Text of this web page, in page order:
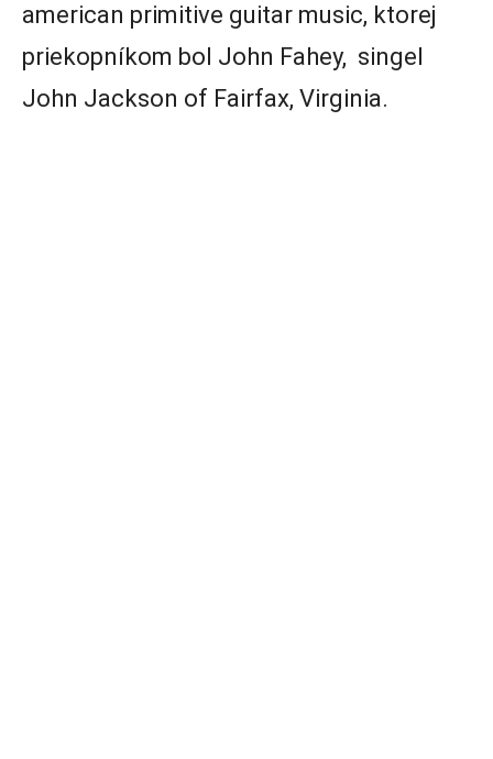
american primitive guitar music, ktorej
priekopníkom bol John Fahey, singel
John Jackson of Fairfax, Virginia.